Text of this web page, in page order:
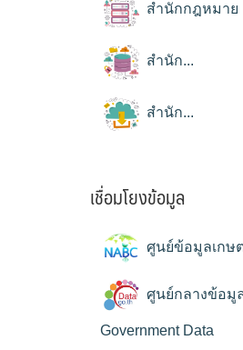
สำนักกฎหมาย
สำนัก...
สำนัก...
เชื่อมโยงข้อมูล
ศูนย์ข้อมูลเกษ
ศูนย์กลางข้อมู
Government Data